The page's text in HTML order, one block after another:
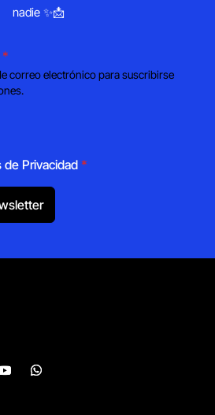
nadie ✨📩
*
correo electrónico para suscribirse
de Privacidad *